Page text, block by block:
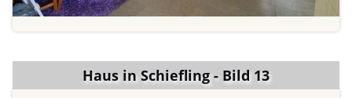
Haus in Schiefling - Bild 13